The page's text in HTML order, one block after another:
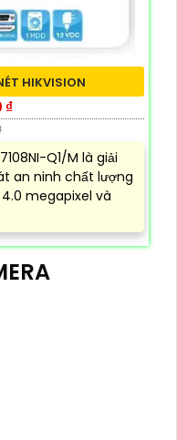
HIKVISION
₫
Q1/M là giải
an ninh chất lượng
megapixel và